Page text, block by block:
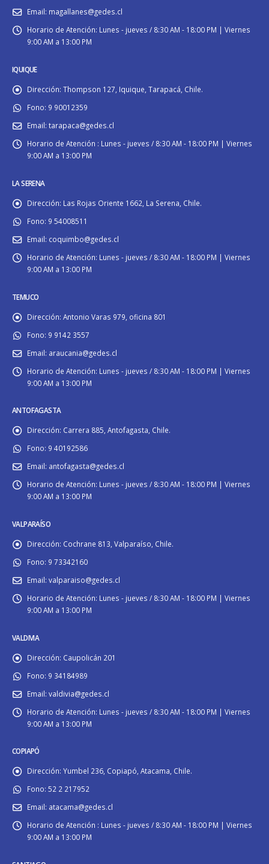
Email: magallanes@gedes.cl
Horario de Atención: Lunes - jueves / 8:30 AM - 18:00 PM | Viernes
9:00 AM a 13:00 PM
IQUIQUE
Dirección: Thompson 127, Iquique, Tarapacá, Chile.
Fono: 9 90012359
Email: tarapaca@gedes.cl
Horario de Atención : Lunes - jueves / 8:30 AM - 18:00 PM | Viernes
9:00 AM a 13:00 PM
LA SERENA
Dirección: Las Rojas Oriente 1662, La Serena, Chile.
Fono: 9 54008511
Email: coquimbo@gedes.cl
Horario de Atención: Lunes - jueves / 8:30 AM - 18:00 PM | Viernes
9:00 AM a 13:00 PM
TEMUCO
Dirección: Antonio Varas 979, oficina 801
Fono: 9 9142 3557
Email: araucania@gedes.cl
Horario de Atención: Lunes - jueves / 8:30 AM - 18:00 PM | Viernes
9:00 AM a 13:00 PM
ANTOFAGASTA
Dirección: Carrera 885, Antofagasta, Chile.
Fono: 9 40192586
Email: antofagasta@gedes.cl
Horario de Atención: Lunes - jueves / 8:30 AM - 18:00 PM | Viernes
9:00 AM a 13:00 PM
VALPARAÍSO
Dirección: Cochrane 813, Valparaíso, Chile.
Fono: 9 73342160
Email: valparaiso@gedes.cl
Horario de Atención: Lunes - jueves / 8:30 AM - 18:00 PM | Viernes
9:00 AM a 13:00 PM
VALDIVIA
Dirección: Caupolicán 201
Fono: 9 34184989
Email: valdivia@gedes.cl
Horario de Atención: Lunes - jueves / 8:30 AM - 18:00 PM | Viernes
9:00 AM a 13:00 PM
COPIAPÓ
Dirección: Yumbel 236, Copiapó, Atacama, Chile.
Fono: 52 2 217952
Email: atacama@gedes.cl
Horario de Atención : Lunes - jueves / 8:30 AM - 18:00 PM | Viernes
9:00 AM a 13:00 PM